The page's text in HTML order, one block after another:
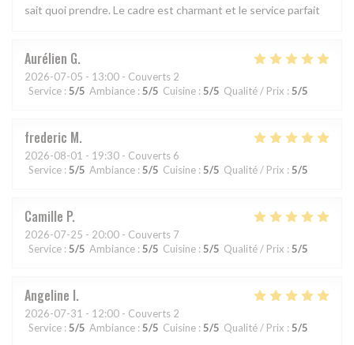
sait quoi prendre. Le cadre est charmant et le service parfait
Aurélien G
2026-07-05 - 13:00 - Couverts 2
Service : 5/5 Ambiance : 5/5 Cuisine : 5/5 Qualité / Prix : 5/5
frederic M
2026-08-01 - 19:30 - Couverts 6
Service : 5/5 Ambiance : 5/5 Cuisine : 5/5 Qualité / Prix : 5/5
Camille P
2026-07-25 - 20:00 - Couverts 7
Service : 5/5 Ambiance : 5/5 Cuisine : 5/5 Qualité / Prix : 5/5
Angeline I
2026-07-31 - 12:00 - Couverts 2
Service : 5/5 Ambiance : 5/5 Cuisine : 5/5 Qualité / Prix : 5/5